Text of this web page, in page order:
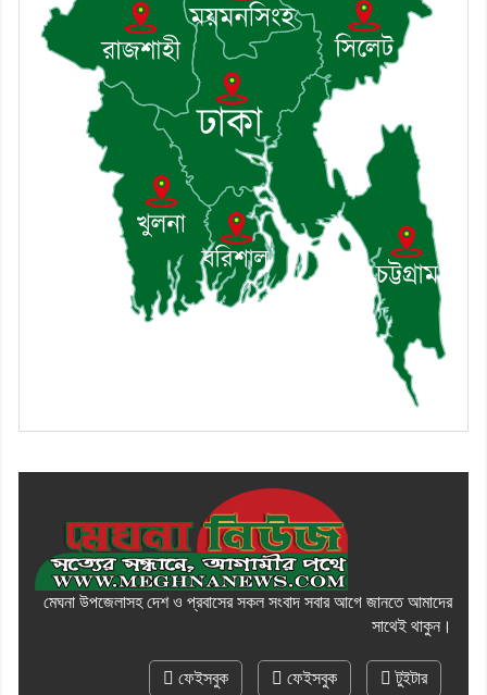
৯। জাতীয় নেতা ড. খন্দকার মোশাররফ
হোসেনের মূল্যায়ন কোথায় এবং একটি
বিশ্লেষণ
১০। দাউদকান্দিতে ইউপি সদস্যকে মারধরের
চেষ্টা ও প্রাণনাশের হুমকির অভিযোগ
মেঘনা উপজেলাসহ দেশ ও প্রবাসের সকল সংবাদ সবার আগে জানতে আমাদের
সাথেই থাকুন।
ফেইসবুক ফেইসবুক টুইটার